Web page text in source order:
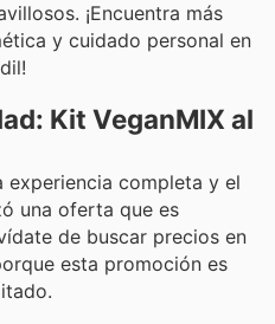
¡Encuentra más
y cuidado personal en
Kit VeganMIX al
experiencia completa y el
una oferta que es
de buscar precios en
esta promoción es